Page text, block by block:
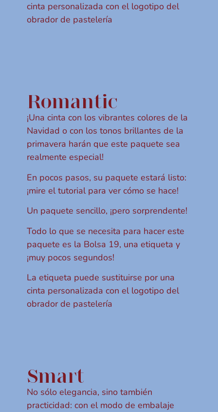
cinta personalizada con el logotipo del
obrador de pastelería
Romantic
¡Una cinta con los vibrantes colores de la
Navidad o con los tonos brillantes de la
primavera harán que este paquete sea
realmente especial!
En pocos pasos, su paquete estará listo:
¡mire el tutorial para ver cómo se hace!
Un paquete sencillo, ¡pero sorprendente!
Todo lo que se necesita para hacer este
paquete es la Bolsa 19, una etiqueta y
¡muy pocos segundos!
La etiqueta puede sustituirse por una
cinta personalizada con el logotipo del
obrador de pastelería
Smart
No sólo elegancia, sino también
practicidad: con el modo de embalaje